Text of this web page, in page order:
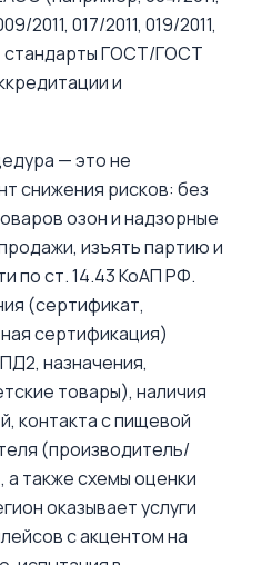
2011, 017/2011, 019/2011,
стандарты ГОСТ/ГОСТ
и
— это не
снижения рисков: без
озон и надзорные
изъять партию и
по ст. 14.43 КоАП РФ.
(сертификат,
сертификация)
назначения,
товары), наличия
контакта с пищевой
(производитель/
также схемы оценки
оказывает услуги
с акцентом на